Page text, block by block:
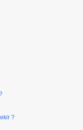
?